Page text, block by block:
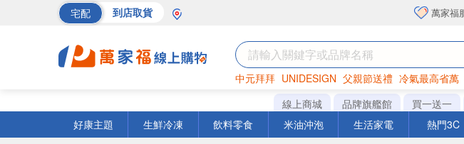
宅配 到店取貨 萬家福
中元拜拜 UNIDESIGN 父親節送禮 冷氣最高省萬
巧克力 罐頭 衛生紙
線上商城 品牌旗艦館 買一送一
好康主題
生鮮冷凍 飲料零食 米油沖泡 生活家電 熱門3C